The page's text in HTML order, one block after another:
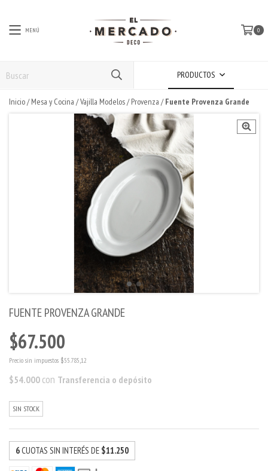
MENÚ 0
PRODUCTOS
Inicio/ Mesa y Cocina /Vajilla Modelos/ Provenza / Fuente Provenza Grande
FUENTE PROVENZA GRANDE
$67.500
Precio sin impuestos $55.785,12
$54.000 con Transferencia o depósito
SIN STOCK
6CUOTAS SIN INTERÉS DE $11.250